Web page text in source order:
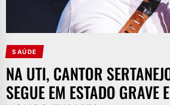
SAÚDE
NA UTI, CANTOR
SEGUE EM ESTADO GRAVE